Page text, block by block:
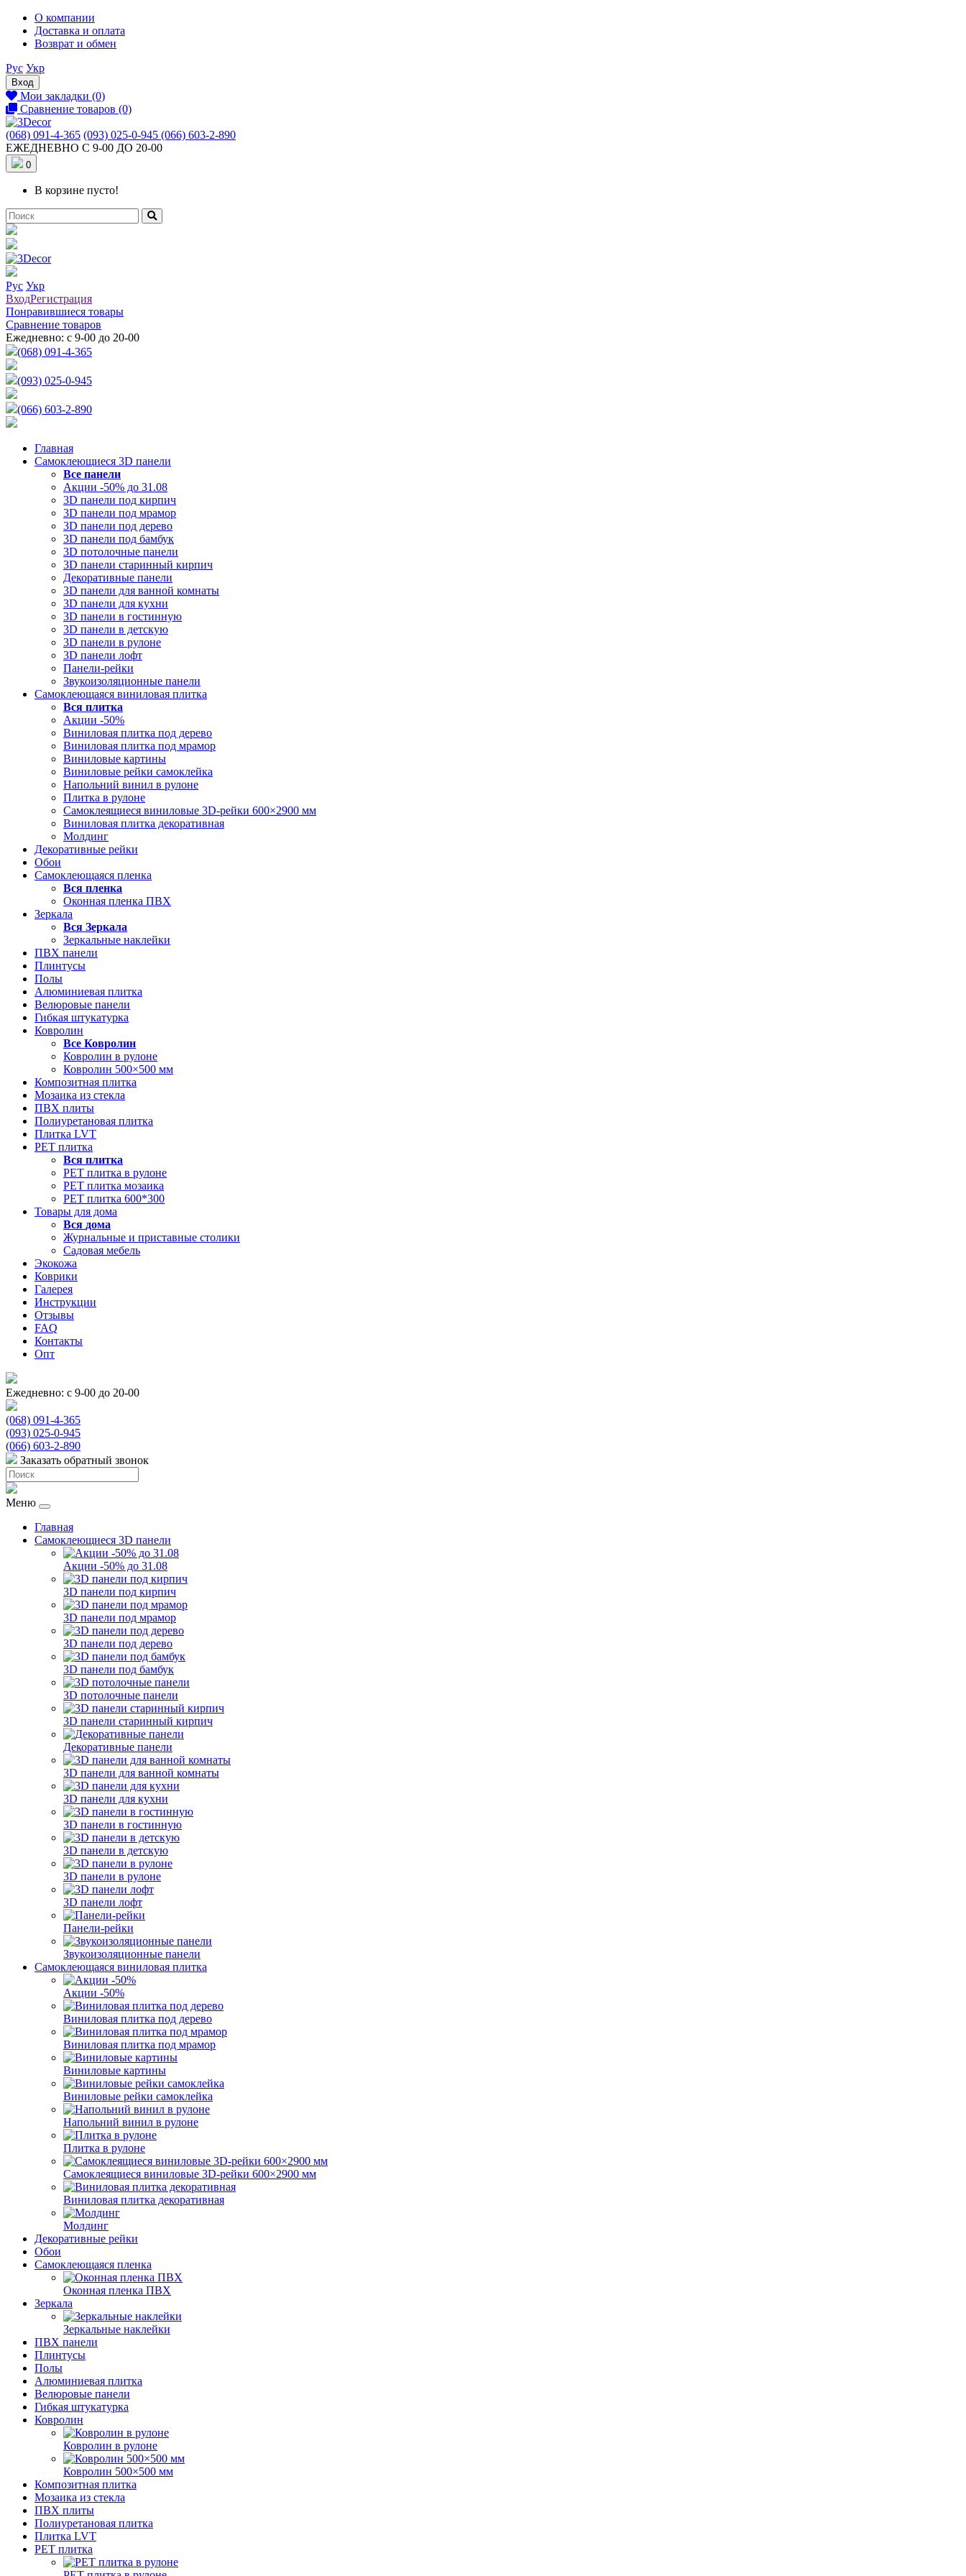
О компании
Доставка и оплата
Возврат и обмен
Рус Укр
Вход
Мои закладки (0)
Сравнение товаров (0)
(068) 091-4-365 (093) 025-0-945 (066) 603-2-890
ЕЖЕДНЕВНО С 9-00 ДО 20-00
0
В корзине пусто!
Рус Укр
ВходРегистрация
Понравившиеся товары
Сравнение товаров
Ежедневно: с 9-00 до 20-00
(068) 091-4-365
(093) 025-0-945
(066) 603-2-890
Главная
Самоклеющиеся 3D панели
Все панели
Акции -50% до 31.08
3D панели под кирпич
3D панели под мрамор
3D панели под дерево
3D панели под бамбук
3D потолочные панели
3D панели старинный кирпич
Декоративные панели
3D панели для ванной комнаты
3D панели для кухни
3D панели в гостинную
3D панели в детскую
3D панели в рулоне
3D панели лофт
Панели-рейки
Звукоизоляционные панели
Самоклеющаяся виниловая плитка
Вся плитка
Акции -50%
Виниловая плитка под дерево
Виниловая плитка под мрамор
Виниловые картины
Виниловые рейки самоклейка
Напольний винил в рулоне
Плитка в рулоне
Самоклеящиеся виниловые 3D‑рейки 600×2900 мм
Виниловая плитка декоративная
Молдинг
Декоративные рейки
Обои
Самоклеющаяся пленка
Вся пленка
Оконная пленка ПВХ
Зеркала
Вся Зеркала
Зеркальные наклейки
ПВХ панели
Плинтусы
Полы
Алюминиевая плитка
Велюровые панели
Гибкая штукатурка
Ковролин
Все Ковролин
Ковролин в рулоне
Ковролин 500×500 мм
Композитная плитка
Мозаика из стекла
ПВХ плиты
Полиуретановая плитка
Плитка LVT
РЕТ плитка
Вся плитка
РЕТ плитка в рулоне
РЕТ плитка мозаика
РЕТ плитка 600*300
Товары для дома
Вся дома
Журнальные и приставные столики
Садовая мебель
Экокожа
Коврики
Галерея
Инструкции
Отзывы
FAQ
Контакты
Опт
Ежедневно: с 9-00 до 20-00
(068) 091-4-365
(093) 025-0-945
(066) 603-2-890
Заказать обратный звонок
Меню
Главная
Самоклеющиеся 3D панели
Акции -50% до 31.08
3D панели под кирпич
3D панели под мрамор
3D панели под дерево
3D панели под бамбук
3D потолочные панели
3D панели старинный кирпич
Декоративные панели
3D панели для ванной комнаты
3D панели для кухни
3D панели в гостинную
3D панели в детскую
3D панели в рулоне
3D панели лофт
Панели-рейки
Звукоизоляционные панели
Самоклеющаяся виниловая плитка
Акции -50%
Виниловая плитка под дерево
Виниловая плитка под мрамор
Виниловые картины
Виниловые рейки самоклейка
Напольний винил в рулоне
Плитка в рулоне
Самоклеящиеся виниловые 3D‑рейки 600×2900 мм
Виниловая плитка декоративная
Молдинг
Декоративные рейки
Обои
Самоклеющаяся пленка
Оконная пленка ПВХ
Зеркала
Зеркальные наклейки
ПВХ панели
Плинтусы
Полы
Алюминиевая плитка
Велюровые панели
Гибкая штукатурка
Ковролин
Ковролин в рулоне
Ковролин 500×500 мм
Композитная плитка
Мозаика из стекла
ПВХ плиты
Полиуретановая плитка
Плитка LVT
РЕТ плитка